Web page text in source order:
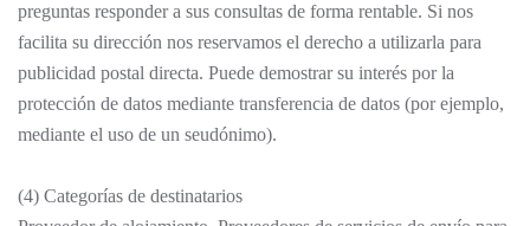
preguntas responder a sus consultas de forma rentable. Si nos
facilita su dirección nos reservamos el derecho a utilizarla para
publicidad postal directa. Puede demostrar su interés por la
protección de datos mediante transferencia de datos (por ejemplo,
mediante el uso de un seudónimo).
(4) Categorías de destinatarios